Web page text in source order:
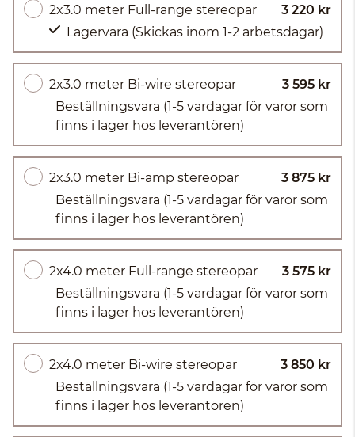
2x3.0 meter Full-range stereopar
3 220 kr
Lagervara (Skickas inom 1-2 arbetsdagar)
2x3.0 meter Bi-wire stereopar
3 595 kr
Beställningsvara (1-5 vardagar för varor som
finns i lager hos leverantören)
2x3.0 meter Bi-amp stereopar
3 875 kr
Beställningsvara (1-5 vardagar för varor som
finns i lager hos leverantören)
2x4.0 meter Full-range stereopar
3 575 kr
Beställningsvara (1-5 vardagar för varor som
finns i lager hos leverantören)
2x4.0 meter Bi-wire stereopar
3 850 kr
Beställningsvara (1-5 vardagar för varor som
finns i lager hos leverantören)